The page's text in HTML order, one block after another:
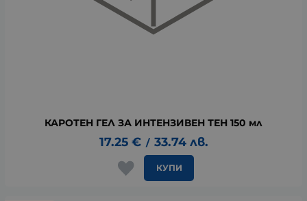
КАРОТЕН ГЕЛ ЗА ИНТЕНЗИВЕН ТЕН 150 мл
17.25 € / 33.74 лв.
КУПИ